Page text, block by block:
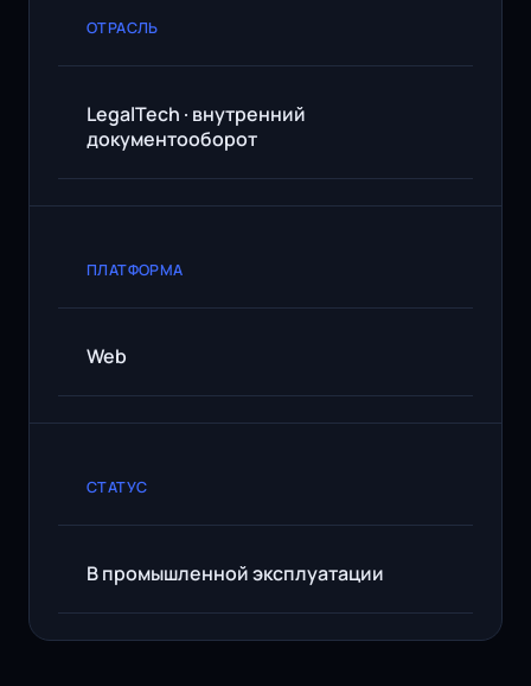
ОТРАСЛЬ
LegalTech · внутренний
документооборот
ПЛАТФОРМА
Web
СТАТУС
В промышленной эксплуатации